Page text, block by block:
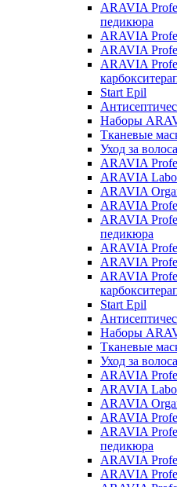
ARAVIA
педикюра
ARAVIA
ARAVIA
ARAVIA
Start Epil
Наборы
Тканевые
Уход за
ARAVIA
ARAVIA
ARAVIA
ARAVIA
ARAVIA
педикюра
ARAVIA
ARAVIA
ARAVIA
Start Epil
Наборы
Тканевые
Уход за
ARAVIA
ARAVIA
ARAVIA
ARAVIA
ARAVIA
педикюра
ARAVIA
ARAVIA